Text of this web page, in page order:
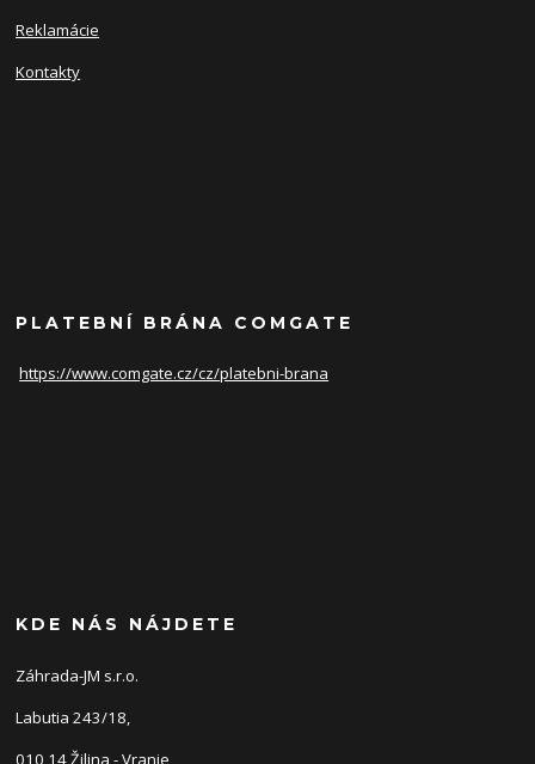
Reklamácie
Kontakty
PLATEBNÍ BRÁNA COMGATE
https://www.comgate.cz/cz/platebni-brana
KDE NÁS NÁJDETE
Záhrada-JM s.r.o.
Labutia 243/18,
010 14 Žilina - Vranie